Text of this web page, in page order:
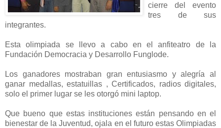
cierre del evento
tres de sus
integrantes.
Esta olimpiada se llevo a cabo en el anfiteatro de la
Fundación Democracia y Desarrollo Funglode.
Los ganadores mostraban gran entusiasmo y alegría al
ganar medallas, estatuillas , Certificados, radios digitales,
solo el primer lugar se les otorgó mini laptop.
Que bueno que estas instituciones están pensando en el
bienestar de la Juventud, ojala en el futuro estas Olimpiadas